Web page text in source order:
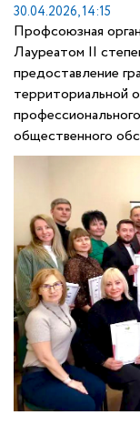
30.04.2026, 14:15
Профсоюзная
Лауреатом II
предоставление
территориальной
общественного